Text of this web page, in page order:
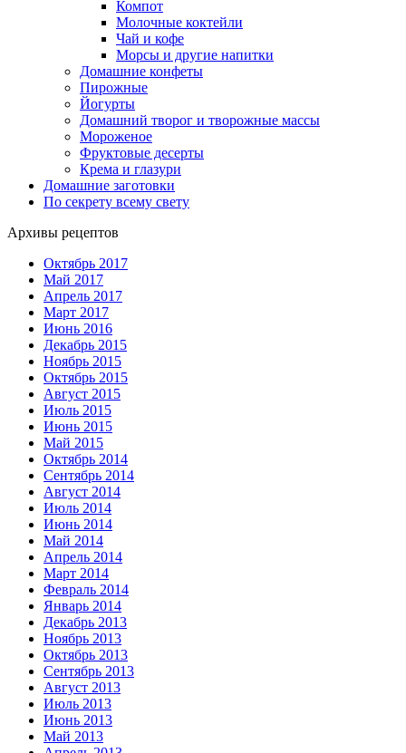
Компот
Молочные коктейли
Чай и кофе
Морсы и другие напитки
Домашние конфеты
Пирожные
Йогурты
Домашний творог и творожные массы
Мороженое
Фруктовые десерты
Крема и глазури
Домашние заготовки
По секрету всему свету
Архивы рецептов
Октябрь 2017
Май 2017
Апрель 2017
Март 2017
Июнь 2016
Декабрь 2015
Ноябрь 2015
Октябрь 2015
Август 2015
Июль 2015
Июнь 2015
Май 2015
Октябрь 2014
Сентябрь 2014
Август 2014
Июль 2014
Июнь 2014
Май 2014
Апрель 2014
Март 2014
Февраль 2014
Январь 2014
Декабрь 2013
Ноябрь 2013
Октябрь 2013
Сентябрь 2013
Август 2013
Июль 2013
Июнь 2013
Май 2013